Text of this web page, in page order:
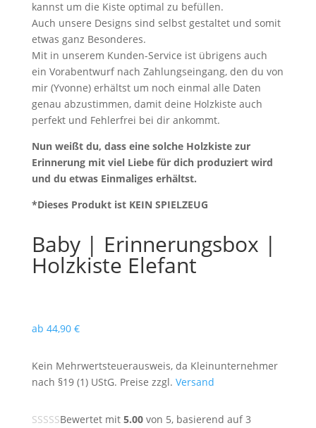
kannst um die Kiste optimal zu befüllen.
Auch unsere Designs sind selbst gestaltet und somit
etwas ganz Besonderes.
Mit in unserem Kunden-Service ist übrigens auch
ein Vorabentwurf nach Zahlungseingang, den du von
mir (Yvonne) erhältst um noch einmal alle Daten
genau abzustimmen, damit deine Holzkiste auch
perfekt und Fehlerfrei bei dir ankommt.
Nun weißt du, dass eine solche Holzkiste zur
Erinnerung mit viel Liebe für dich produziert wird
und du etwas Einmaliges erhältst.
*Dieses Produkt ist KEIN SPIELZEUG
Baby | Erinnerungsbox |
Holzkiste Elefant
ab 44,90 €
Kein Mehrwertsteuerausweis, da Kleinunternehmer
nach §19 (1) UStG. Preise zzgl. Versand
Bewertet mit 5.00von 5, basierend auf3